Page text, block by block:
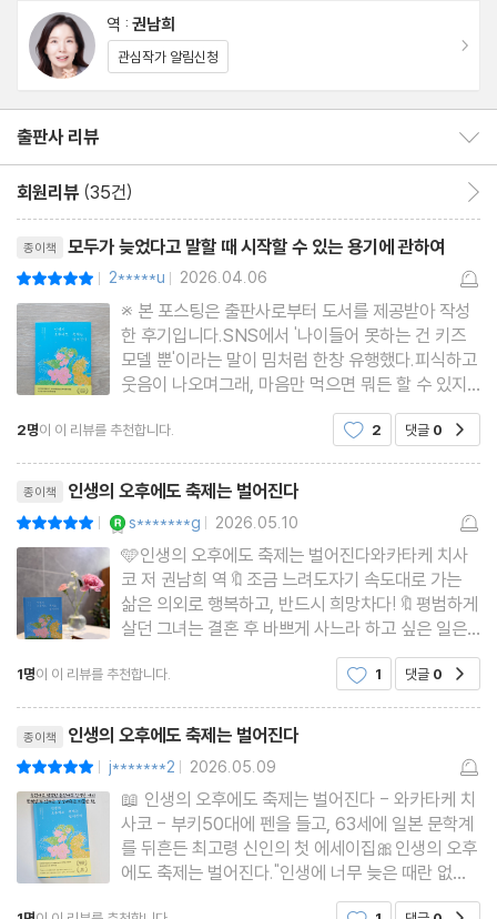
노래 한 구절에 얽힌 이야기
한바탕 축제가 끝난 뒤
? 사람과 사람이 이어지는 순간
약속을 지키다
3부. 읽고 쓰며 나이 드는 삶
집에 가고 싶어
가장 나다운 말
좋아하는 연극
흘러가듯 늙어갈 수 없다
? “나는 나대로” 이전에 지금 필요한 것은 함께 살아가는 것
나만의 목소리를 찾아서
내 인생의 열 권
닮고 싶은 사람
소설의 명암
나의 전투법
역 : 권남희
관심작가 알림신청
출판사 리뷰
회원리뷰 (35건)
종이책 모두가 늦었다고 말할 때 시작할 수 있는 용기에 관하여
| 2*****u | 2026.04.06
※ 본 포스팅은 출판사로부터 도서를 제공받아 작성
한 후기입니다.SNS에서 '나이들어 못하는 건 키즈
모델 뿐'이라는 말이 밈처럼 한창 유행했다.피식하고
웃음이 나오며그래, 마음만 먹으면 뭐든 할 수 있지
머리로는 그 이야기를 이해하지만마음속으로는 '아
무리 그래도 이 나이에 무슨' 하며새로운 시작이나
도전을 망설이게 된다.하지만 그럼에도 불구하고 자
신만의 속도로인생의 후반
2명이 이 리뷰를 추천합니다. 2 댓글 0
종이책 인생의 오후에도 축제는 벌어진다
| s*******g | 2026.05.10
🩵인생의 오후에도 축제는 벌어진다와카타케 치사
코 저 권남희 역🔖조금 느려도자기 속도대로 가는
삶은 의외로 행복하고, 반드시 희망차다!🔖평범하게
살던 그녀는 결혼 후 바쁘게 사느라 하고 싶은 일은
내려놓고 가정을 돌보며 살았다고 한다.남편의 갑작
스러운 부재로 이른 나이에 혼자가 되었다.딸이 시집
간 뒤로 홀로 살면서 슬픔과 함께 자유로움의 기쁨과
외로움을 느끼기
1명이 이 리뷰를 추천합니다. 1 댓글 0
종이책 인생의 오후에도 축제는 벌어진다
| j*******2 | 2026.05.09
📖 인생의 오후에도 축제는 벌어진다 - 와카타케 치
사코 - 부키50대에 펜을 들고, 63세에 일본 문학계
를 뒤흔든 최고령 신인의 첫 에세이집🎀인생의 오후
에도 축제는 벌어진다."인생에 너무 늦은 때란 없
다"“이제 늦었다”가 아니라“이제 시작이다” 라고 하